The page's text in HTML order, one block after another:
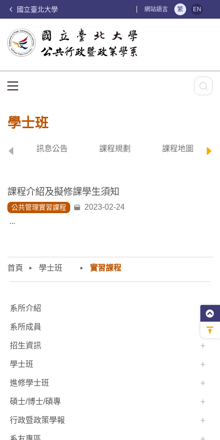
國立臺北大學 網站語言 繁 EN
首頁 學士班⠀⠀ 實習課程
學士班
訊息公告 課程規劃 課程地圖
課程介紹及擬修課學生須知
公共管理實習課程
2023-02-24
...
:::
系所介紹
系所成員
招生資訊
學士班⠀⠀
進修學士班
碩士/博士/碩專
行政暨政策學報